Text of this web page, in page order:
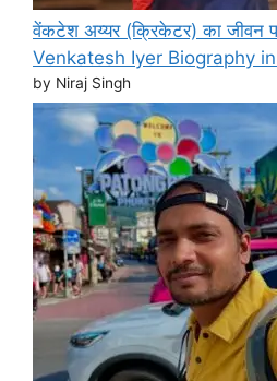
वेंकटेश अय्यर (क्रिकेटर) का जीवन
Venkatesh Iyer Biography
by Niraj Singh